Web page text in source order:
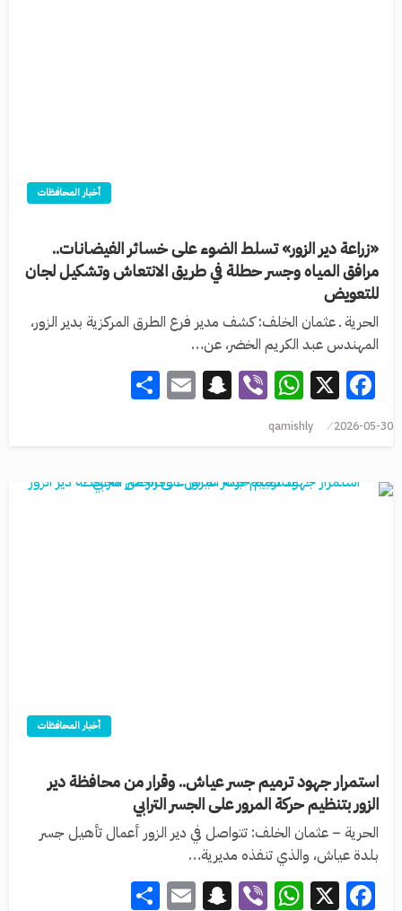
أخبار المحافظات
«زراعة دير الزور» تسلط الضوء على خسائر الفيضانات..
مرافق المياه وجسر حطلة في طريق الانتعاش وتشكيل لجان
للتعويض
الحرية ـ عثمان الخلف: كشف مدير فرع الطرق المركزية بدير الزور،
المهندس عبد الكريم الخضر، عن…
Facebook
X
WhatsApp
Viber
Snapchat
Email
2026-05-30
qamishly
أخبار المحافظات
استمرار جهود ترميم جسر عياش.. وقرار من محافظة دير
الزور بتنظيم حركة المرور على الجسر الترابي
الحرية – عثمان الخلف: تتواصل في دير الزور أعمال تأهيل جسر
بلدة عياش، والذي تنفذه مديرية…
Facebook
X
WhatsApp
Viber
Snapchat
Email